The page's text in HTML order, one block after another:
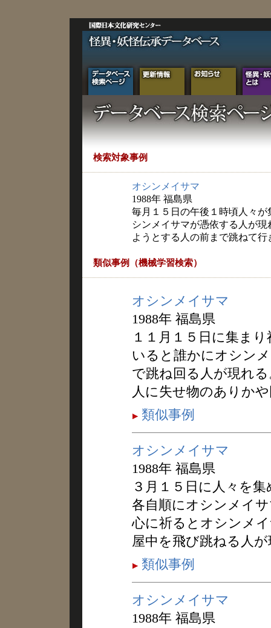
検索対象事例
オシンメイサマ
1988年 福島県
毎月１５日の午後１時頃人々
シンメイサマが憑依する人が
ようとする人の前まで跳ねて
類似事例（機械学習検索）
オシンメイサマ
1988年 福島県
１１月１５日に集ま
いると誰かにオシン
で跳ね回る人が現れ
人に失せ物のありか
類似事例
オシンメイサマ
1988年 福島県
３月１５日に人々を
各自順にオシンメイ
心に祈るとオシンメ
屋中を飛び跳ねる人
類似事例
オシンメイサマ
1988年 福島県